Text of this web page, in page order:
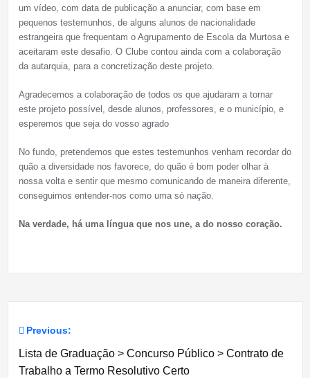
um vídeo, com data de publicação a anunciar, com base em
pequenos testemunhos, de alguns alunos de nacionalidade
estrangeira que frequentam o Agrupamento de Escola da Murtosa e
aceitaram este desafio. O Clube contou ainda com a colaboração
da autarquia, para a concretização deste projeto.
Agradecemos a colaboração de todos os que ajudaram a tornar
este projeto possível, desde alunos, professores, e o município, e
esperemos que seja do vosso agrado
No fundo, pretendemos que estes testemunhos venham recordar do
quão a diversidade nos favorece, do quão é bom poder olhar à
nossa volta e sentir que mesmo comunicando de maneira diferente,
conseguimos entender-nos como uma só nação.
Na verdade, há uma língua que nos une, a do nosso coração.
Navegação
de
Previous:
Lista de Graduação > Concurso Público > Contrato de
Trabalho a Termo Resolutivo Certo